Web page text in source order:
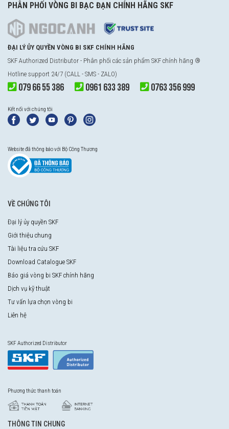
PHÂN PHỐI VÒNG BI BẠC ĐẠN CHÍNH HÃNG SKF
ĐẠI LÝ ỦY QUYỀN VÒNG BI SKF CHÍNH HÃNG
SKF Authorized Distributor - Phân phối các sản phẩm SKF chính hãng ®
Hotline support 24/7 (CALL - SMS - ZALO)
079 66 55 386 0961 633 389 0763 356 999
Kết nối với chúng tôi
Website đã thông báo với Bộ Công Thương
VỀ CHÚNG TÔI
Đại lý ủy quyền SKF
Giới thiệu chung
Tài liệu tra cứu SKF
Download Catalogue SKF
Báo giá vòng bi SKF chính hãng
Dịch vụ kỹ thuật
Tư vấn lựa chọn vòng bi
Liên hệ
SKF Authorized Distributor
Phương thức thanh toán
THÔNG TIN CHUNG